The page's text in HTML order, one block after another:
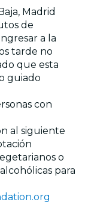
Madrid
de
a la
tarde no
que esta
guiado
con
al siguiente
o
para